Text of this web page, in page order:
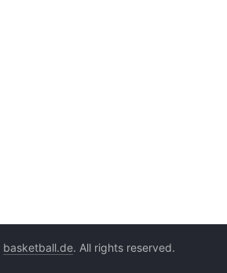
basketball.de. All rights reserved.